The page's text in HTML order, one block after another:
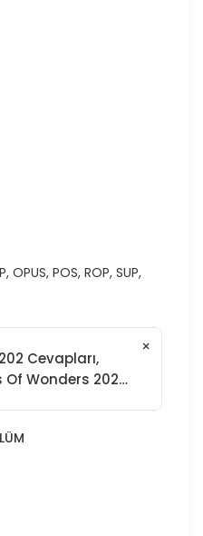
POS, ROP, SUP,
Cevapları,
Of Wonders 202
×